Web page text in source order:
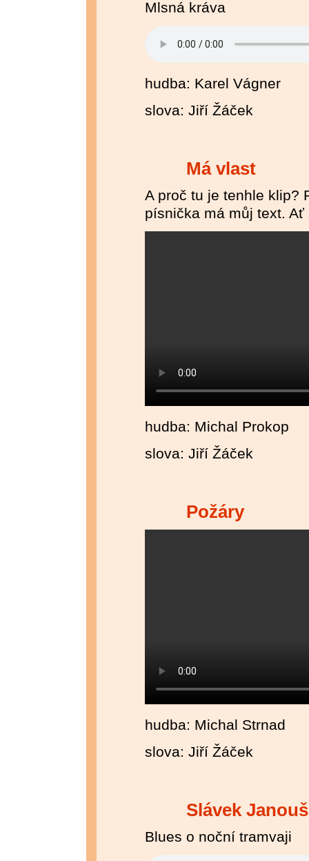
Mlsná kráva
hudba: Karel Vágner
slova: Jiří Žáček
Má vlast
A proč tu je tenhle klip?
písnička má můj text.
hudba: Michal Prokop
slova: Jiří Žáček
Požáry
hudba: Michal Strnad
slova: Jiří Žáček
Slávek
Blues o noční tramvaji